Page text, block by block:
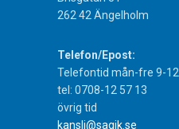
262 42 Ängelholm
Telefon/Epost:
Telefontid mån-fre 9-12
tel: 0708-12 57 13
övrig tid
kansli@sagik.se